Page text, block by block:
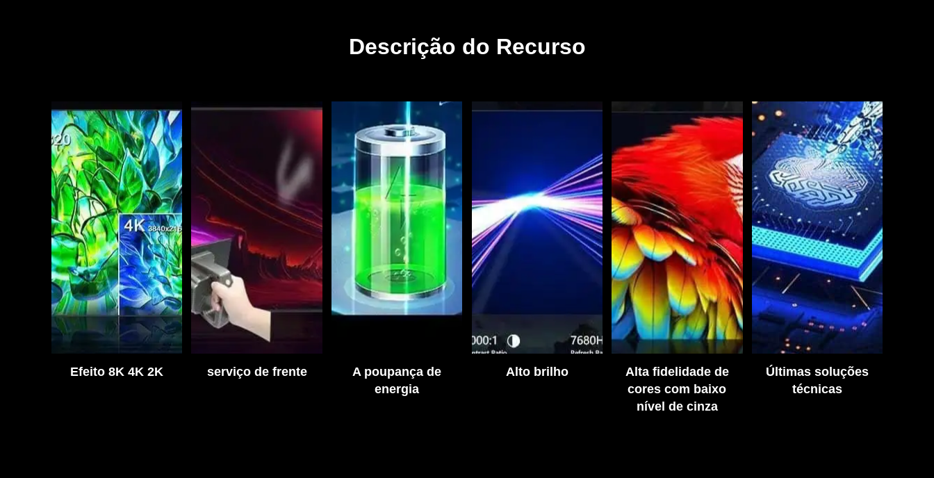
Descrição do Recurso
Efeito 8K 4K 2K serviço de frente
A poupança de
energia
Alto brilho
Alta fidelidade de
cores com baixo
nível de cinza
Últimas soluções
técnicas